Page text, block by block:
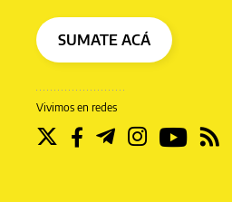
Vivimos en redes
SUMATE ACÁ